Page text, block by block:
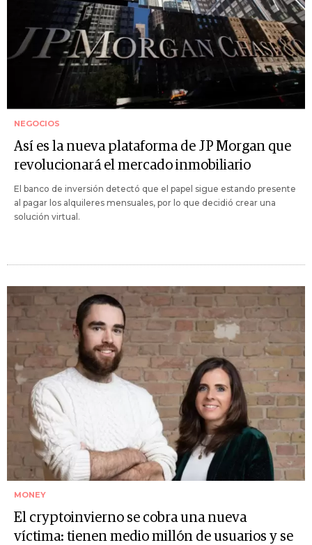
NEGOCIOS
Así es la nueva plataforma de JP Morgan que
revolucionará el mercado inmobiliario
El banco de inversión detectó que el papel sigue estando presente
al pagar los alquileres mensuales, por lo que decidió crear una
solución virtual.
MONEY
El cryptoinvierno se cobra una nueva
víctima: tienen medio millón de usuarios y se